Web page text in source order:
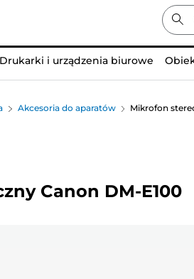
Drukarki i urządzenia biurowe
Akcesoria do aparatów Mikrofon
Canon DM-E100